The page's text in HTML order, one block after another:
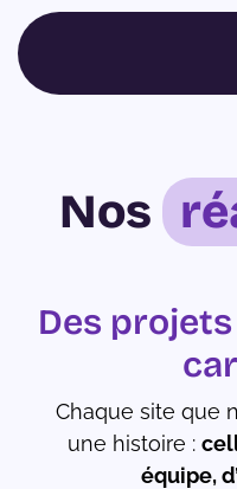
Nos
Des
Chaque site que
une histoire :
équipe,